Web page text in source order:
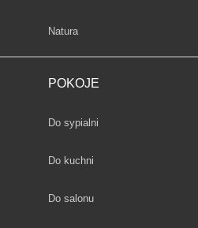
Fototapety
Natura
POKOJE
Fototapety
Do sypialni
Fototapety
Do kuchni
Fototapety
Do salonu